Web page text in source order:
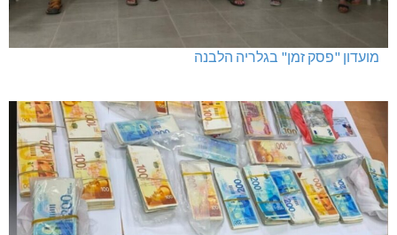
מועדון "פסק זמן" בגלריה הלבנה